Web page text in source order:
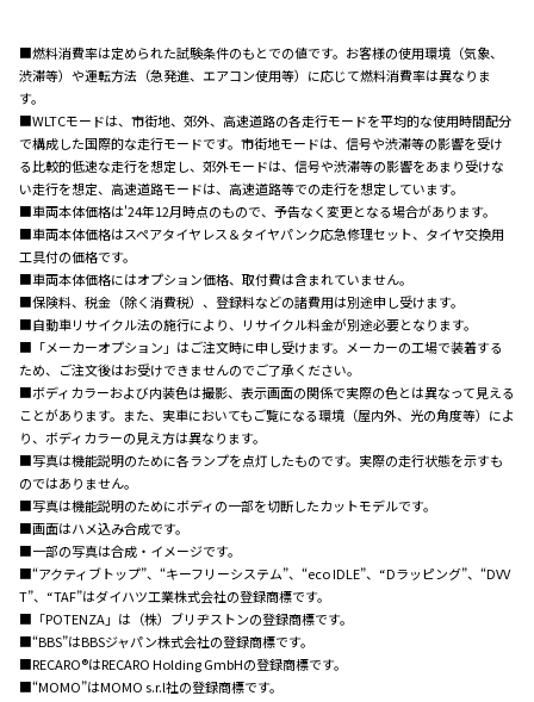
■燃料消費率は定められた試験条件のもとでの値です。お客様の使用環境（気象、
渋滞等）や運転方法（急発進、エアコン使用等）に応じて燃料消費率は異なりま
す。
■WLTCモードは、市街地、郊外、高速道路の各走行モードを平均的な使用時間配分
で構成した国際的な走行モードです。市街地モードは、信号や渋滞等の影響を受け
る比較的低速な走行を想定し、郊外モードは、信号や渋滞等の影響をあまり受けな
い走行を想定、高速道路モードは、高速道路等での走行を想定しています。
■車両本体価格は'24年12月時点のもので、予告なく変更となる場合があります。
■車両本体価格はスペアタイヤレス＆タイヤパンク応急修理セット、タイヤ交換用
工具付の価格です。
■車両本体価格にはオプション価格、取付費は含まれていません。
■保険料、税金（除く消費税）、登録料などの諸費用は別途申し受けます。
■自動車リサイクル法の施行により、リサイクル料金が別途必要となります。
■「メーカーオプション」はご注文時に申し受けます。メーカーの工場で装着する
ため、ご注文後はお受けできませんのでご了承ください。
■ボディカラーおよび内装色は撮影、表示画面の関係で実際の色とは異なって見える
ことがあります。また、実車においてもご覧になる環境（屋内外、光の角度等）によ
り、ボディカラーの見え方は異なります。
■写真は機能説明のために各ランプを点灯したものです。実際の走行状態を示すも
のではありません。
■写真は機能説明のためにボディの一部を切断したカットモデルです。
■画面はハメ込み合成です。
■一部の写真は合成・イメージです。
■“アクティブトップ”、“キーフリーシステム”、“eco IDLE”、“Dラッピング”、“DVV
T”、“TAF”はダイハツ工業株式会社の登録商標です。
■「POTENZA」は（株）ブリヂストンの登録商標です。
■“BBS”はBBSジャパン株式会社の登録商標です。
■RECARO®はRECARO Holding GmbHの登録商標です。
■“MOMO”はMOMO s.r.l社の登録商標です。